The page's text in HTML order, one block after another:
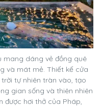
mang dáng vẻ đồng quê
và mát mẻ. Thiết kế cửa
tự nhiên tràn vào, tạo
gian sống và thiên nhiên
được hơi thở của Pháp,